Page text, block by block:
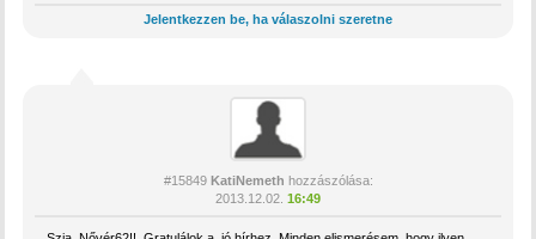
Jelentkezzen be, ha válaszolni szeretne
#15849 KatiNemeth hozzászólása:
2013.12.02. 16:49